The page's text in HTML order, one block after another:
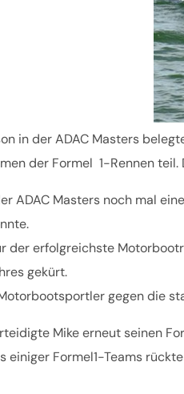
in der ADAC Masters
der Formel 1-Rennen
ADAC Masters noch mal
der erfolgreichste
gekürt.
gegen die
Mike erneut seinen
einiger Formel1-Teams